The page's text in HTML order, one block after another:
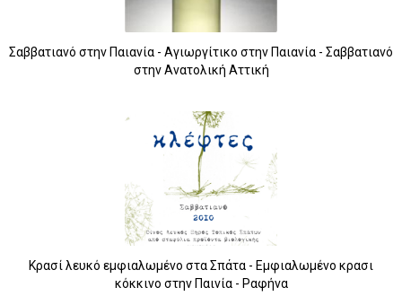
Σαββατιανό στην Παιανία - Αγιωργίτικο στην Παιανία - Σαββατιανό
στην Ανατολική Αττική
Κρασί λευκό εμφιαλωμένο στα Σπάτα - Εμφιαλωμένο κρασι
κόκκινο στην Παινία - Ραφήνα